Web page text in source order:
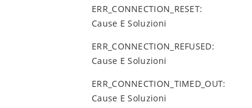
ERR_CONNECTION_RESET:
Cause E Soluzioni
ERR_CONNECTION_REFUSED:
Cause E Soluzioni
ERR_CONNECTION_TIMED_OUT:
Cause E Soluzioni